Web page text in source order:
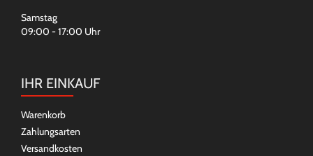
Samstag
09:00 - 17:00 Uhr
IHR EINKAUF
Warenkorb
Zahlungsarten
Versandkosten